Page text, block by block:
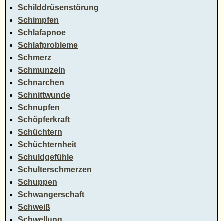
Schilddrüsenstörung
Schimpfen
Schlafapnoe
Schlafprobleme
Schmerz
Schmunzeln
Schnarchen
Schnittwunde
Schnupfen
Schöpferkraft
Schüchtern
Schüchternheit
Schuldgefühle
Schulterschmerzen
Schuppen
Schwangerschaft
Schweiß
Schwellung